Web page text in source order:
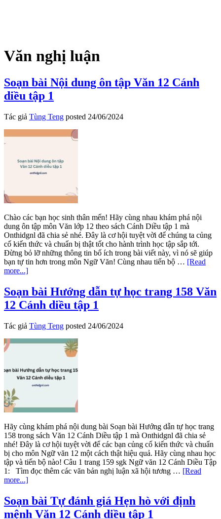
Văn nghị luận
Soạn bài Nội dung ôn tập Văn 12 Cánh
diều tập 1
Tác giả Tùng Teng posted 24/06/2024
Chào các bạn học sinh thân mến! Hãy cùng nhau khám phá nội
dung ôn tập môn Văn lớp 12 theo sách Cánh Diều tập 1 mà
Onthidgnl đã chia sẻ nhé. Đây là cơ hội tuyệt vời để chúng ta củng
cố kiến thức và chuẩn bị thật tốt cho hành trình học tập sắp tới.
Đừng bỏ lỡ những thông tin bổ ích trong bài viết này, vì nó sẽ giúp
bạn tự tin hơn trong môn Ngữ Văn! Cùng nhau tiến bộ … [Read
more...]about
bài
Nội
dung
tập
Văn
12
tập
1
Soạn bài Hướng dẫn tự học trang 158 Văn
12 Cánh diều tập 1
Tác giả Tùng Teng posted 24/06/2024
Hãy cùng khám phá nội dung bài Soạn bài Hướng dẫn tự học trang
158 trong sách Văn 12 Cánh Diều tập 1 mà Onthidgnl đã chia sẻ
nhé! Đây là cơ hội tuyệt vời để các bạn củng cố kiến thức và chuẩn
bị cho môn Ngữ văn 12 một cách thật hiệu quả. Hãy cùng nhau học
tập và tiến bộ nào! Câu 1 trang 159 sgk Ngữ văn 12 Cánh Diều Tập
1: Tìm đọc thêm các văn bản nghị luận xã hội tương … [Read
more...]about
bài
Hướng
dẫn
Soạn bài Tự đánh giá Hẹn hò với định
mệnh Văn 12 Cánh diều tập 1